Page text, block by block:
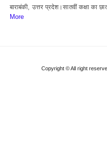
बाराबंकी, उत्तर प्रदेश।सातवीं कक्षा का
More
Copyright © All right